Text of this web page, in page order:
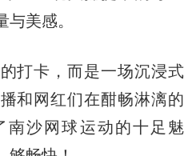
美感。
卡，而是一场沉浸式
和网红们在酣畅淋漓的
南沙网球运动的十足魅